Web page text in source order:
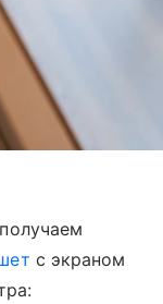
с экраном